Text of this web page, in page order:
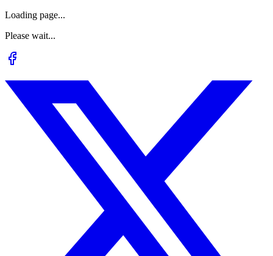
Loading page...
Please wait...